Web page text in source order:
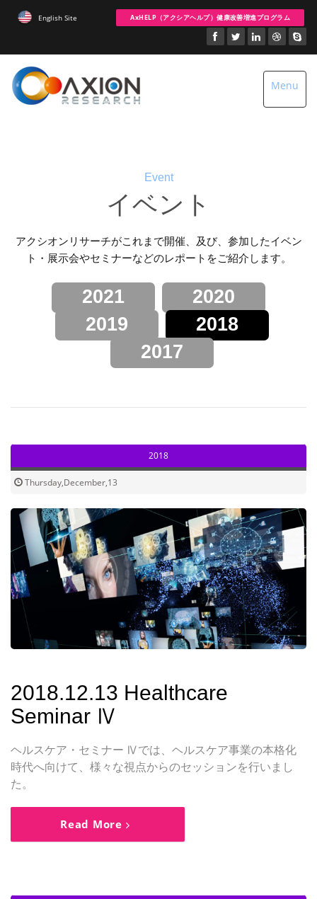
English Site AxHELP（アクシアヘルプ）健康改善増進プログラム
Toggle
Menu
Event
イベント
アクシオンリサーチがこれまで開催、及び、参加したイベン
ト・展示会やセミナーなどのレポートをご紹介します。
2021
2020
2019
2018
2017
2018
Thursday,December,13
2018.12.13 Healthcare
Seminar Ⅳ
ヘルスケア・セミナー Ⅳでは、ヘルスケア事業の本格化
時代へ向けて、様々な視点からのセッションを行いまし
た。
Read More